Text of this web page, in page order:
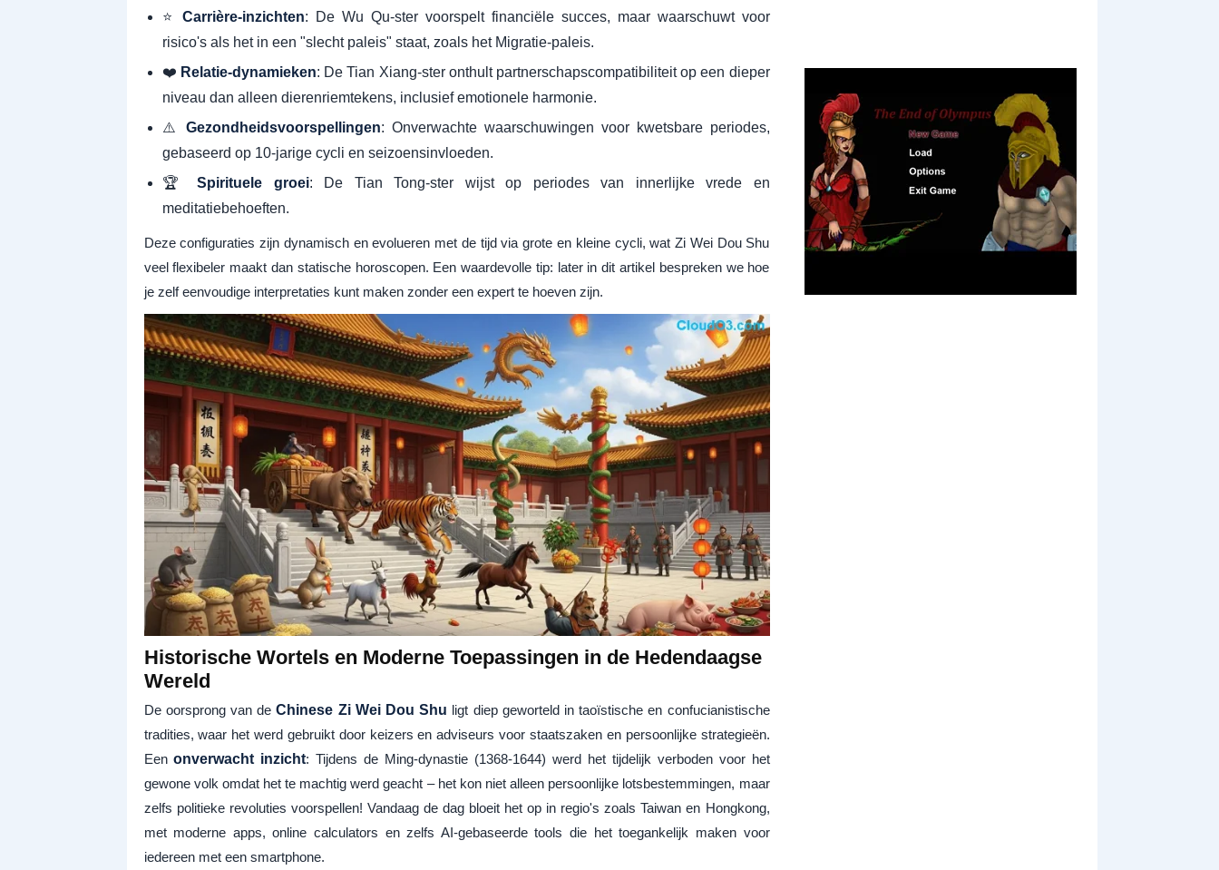
⭐Carrière-inzichten: De Wu Qu-ster voorspelt financiële succes, maar waarschuwt voor
risico's als het in een "slecht paleis" staat, zoals het Migratie-paleis.
❤️ Relatie-dynamieken: De Tian Xiang-ster onthult partnerschapscompatibiliteit op een dieper
niveau dan alleen dierenriemtekens, inclusief emotionele harmonie.
⚠️Gezondheidsvoorspellingen: Onverwachte waarschuwingen voor kwetsbare periodes,
gebaseerd op 10-jarige cycli en seizoensinvloeden.
🏆Spirituele groei: De Tian Tong-ster wijst op periodes van innerlijke vrede en
meditatiebehoeften.
Deze configuraties zijn dynamisch en evolueren met de tijd via grote en kleine cycli, wat Zi Wei Dou Shu
veel flexibeler maakt dan statische horoscopen. Een waardevolle tip: later in dit artikel bespreken we hoe
je zelf eenvoudige interpretaties kunt maken zonder een expert te hoeven zijn.
Historische Wortels en Moderne Toepassingen in de Hedendaagse
Wereld
De oorsprong van deChinese Zi Wei Dou Shu ligt diep geworteld in taoïstische en confucianistische
tradities, waar het werd gebruikt door keizers en adviseurs voor staatszaken en persoonlijke strategieën.
Eenonverwacht inzicht: Tijdens de Ming-dynastie (1368-1644) werd het tijdelijk verboden voor het
gewone volk omdat het te machtig werd geacht – het kon niet alleen persoonlijke lotsbestemmingen, maar
zelfs politieke revoluties voorspellen! Vandaag de dag bloeit het op in regio's zoals Taiwan en Hongkong,
met moderne apps, online calculators en zelfs AI-gebaseerde tools die het toegankelijk maken voor
iedereen met een smartphone.